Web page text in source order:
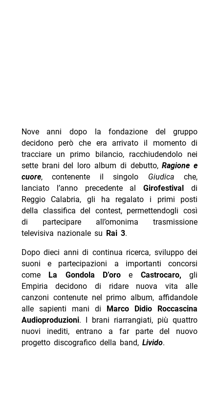
Nove anni dopo la fondazione del gruppo
decidono però che era arrivato il momento di
tracciare un primo bilancio, racchiudendolo nei
sette brani del loro album di debutto,Ragione e
cuore, contenente il singolo Giudica che,
lanciato l’anno precedente alGirofestival di
Reggio Calabria, gli ha regalato i primi posti
della classifica del contest, permettendogli così
di partecipare all’omonima trasmissione
televisiva nazionale su Rai 3.
Dopo dieci anni di continua ricerca, sviluppo dei
suoni e partecipazioni a importanti concorsi
come La Gondola D’oro e Castrocaro, gli
Empiria decidono di ridare nuova vita alle
canzoni contenute nel primo album, affidandole
alle sapienti mani di Marco Didio Roccascina
Audioproduzioni. I brani riarrangiati, più quattro
nuovi inediti, entrano a far parte del nuovo
progetto discografico della band, Livido.